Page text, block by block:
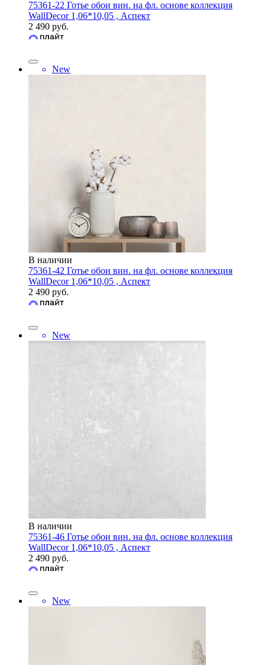
75361-22 Готье обои вин. на фл. основе коллекция
WallDecor 1,06*10,05 , Аспект
2 490 руб.
New
В наличии
75361-42 Готье обои вин. на фл. основе коллекция
WallDecor 1,06*10,05 , Аспект
2 490 руб.
New
В наличии
75361-46 Готье обои вин. на фл. основе коллекция
WallDecor 1,06*10,05 , Аспект
2 490 руб.
New